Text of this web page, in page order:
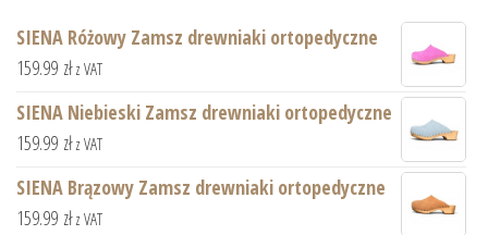
SIENA Różowy Zamsz drewniaki ortopedyczne
159.99 zł z VAT
SIENA Niebieski Zamsz drewniaki ortopedyczne
159.99 zł z VAT
SIENA Brązowy Zamsz drewniaki ortopedyczne
159.99 zł z VAT